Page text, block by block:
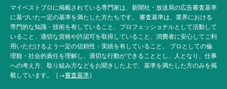
マイベストプロに掲載されている専門家は、新聞社・放送局の広告審査基準
に基づいた一定の基準を満たした方たちです。 審査基準は、業界における
専門的な知識・技術を有していること、プロフェッショナルとして活動して
いること、適切な資格や許認可を取得していること、消費者に安心してご利
用いただけるよう一定の信頼性・実績を有していること、 プロとしての倫
理観・社会的責任を理解し、適切な行動ができることとし、人となり、仕事
への考え方、取り組み方などをお聞きした上で、基準を満たした方のみを掲
載しています。［→審査基準］